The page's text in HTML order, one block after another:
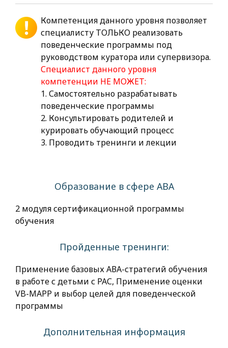
Компетенция данного уровня позволяет
специалисту ТОЛЬКО реализовать
поведенческие программы под
руководством куратора или супервизора.
Специалист данного уровня
компетенции НЕ МОЖЕТ:
1. Самостоятельно разрабатывать
поведенческие программы
2. Консультировать родителей и
курировать обучающий процесс
3. Проводить тренинги и лекции
Образование в сфере АВА
2 модуля сертификационной программы
обучения
Пройденные тренинги:
Применение базовых АВА-стратегий обучения
в работе с детьми с РАС, Применение оценки
VB-MAPP и выбор целей для поведенческой
программы
Дополнительная информация